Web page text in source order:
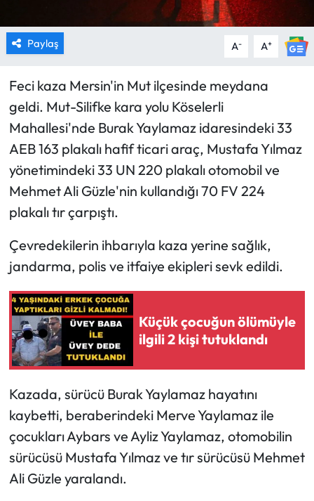
Paylaş A- A+
Feci kaza Mersin'in Mut ilçesinde meydana
geldi. Mut-Silifke kara yolu Köselerli
Mahallesi'nde Burak Yaylamaz idaresindeki 33
AEB 163 plakalı hafif ticari araç, Mustafa Yılmaz
yönetimindeki 33 UN 220 plakalı otomobil ve
Mehmet Ali Güzle'nin kullandığı 70 FV 224
plakalı tır çarpıştı.
Çevredekilerin ihbarıyla kaza yerine sağlık,
jandarma, polis ve itfaiye ekipleri sevk edildi.
Küçük çocuğun ölümüyle
ilgili 2 kişi tutuklandı
Kazada, sürücü Burak Yaylamaz hayatını
kaybetti, beraberindeki Merve Yaylamaz ile
çocukları Aybars ve Ayliz Yaylamaz, otomobilin
sürücüsü Mustafa Yılmaz ve tır sürücüsü Mehmet
Ali Güzle yaralandı.
TURİZM
HABER İLAN